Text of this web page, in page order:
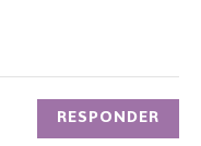
RESPONDER